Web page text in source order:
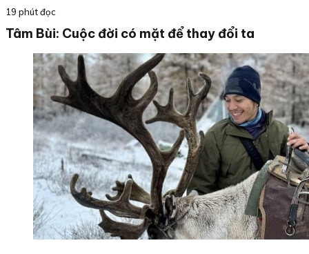
19 phút đọc
Tâm Bùi: Cuộc đời có mặt để thay đổi ta